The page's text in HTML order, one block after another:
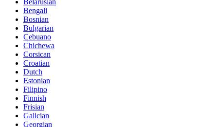
Belarusian
Bengali
Bosnian
Bulgarian
Cebuano
Chichewa
Corsican
Croatian
Dutch
Estonian
Filipino
Finnish
Frisian
Galician
Georgian